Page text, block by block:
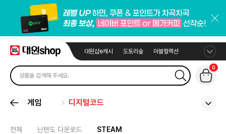
대원샵e캐시 도토리숲 마블컬렉션
0
게임 디지털코드
전체 닌텐도 다운로드 STEAM